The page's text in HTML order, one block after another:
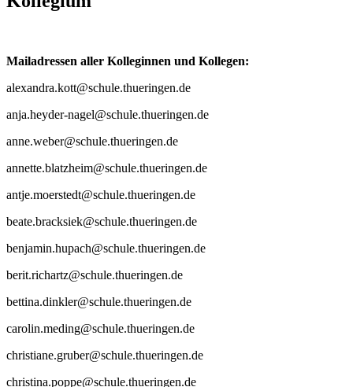
Mailadressen aller Kolleginnen und Kollegen:
alexandra.kott@schule.thueringen.de
anja.heyder-nagel@schule.thueringen.de
anne.weber@schule.thueringen.de
annette.blatzheim@schule.thueringen.de
antje.moerstedt@schule.thueringen.de
beate.bracksiek@schule.thueringen.de
benjamin.hupach@schule.thueringen.de
berit.richartz@schule.thueringen.de
bettina.dinkler@schule.thueringen.de
carolin.meding@schule.thueringen.de
christiane.gruber@schule.thueringen.de
christina.poppe@schule.thueringen.de